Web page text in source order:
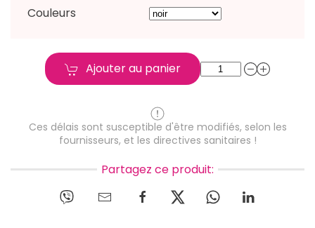
Couleurs
Ajouter au panier
Ces délais sont susceptible d'être modifiés, selon les
fournisseurs, et les directives sanitaires !
Partagez ce produit: